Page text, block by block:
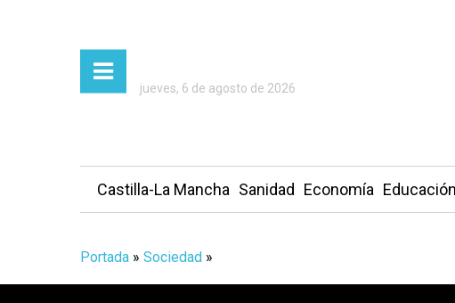
jueves, 6 de agosto de 2026
Castilla-La Mancha Sanidad Economía Educación
Portada » Sociedad »